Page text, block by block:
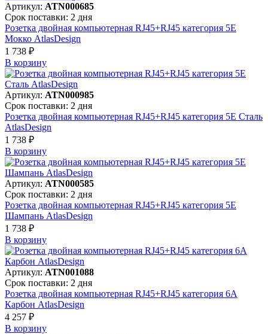
Артикул: ATN000685
Срок поставки: 2 дня
Розетка двойная компьютерная RJ45+RJ45 категория 5E
Мокко AtlasDesign
1 738 ₽
В корзинy
Артикул: ATN000985
Срок поставки: 2 дня
Розетка двойная компьютерная RJ45+RJ45 категория 5E Сталь
AtlasDesign
1 738 ₽
В корзинy
Артикул: ATN000585
Срок поставки: 2 дня
Розетка двойная компьютерная RJ45+RJ45 категория 5E
Шампань AtlasDesign
1 738 ₽
В корзинy
Артикул: ATN001088
Срок поставки: 2 дня
Розетка двойная компьютерная RJ45+RJ45 категория 6А
Карбон AtlasDesign
4 257 ₽
В корзинy